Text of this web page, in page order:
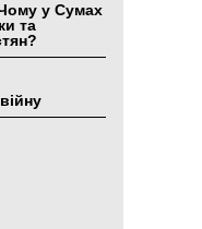
у Сумах
та